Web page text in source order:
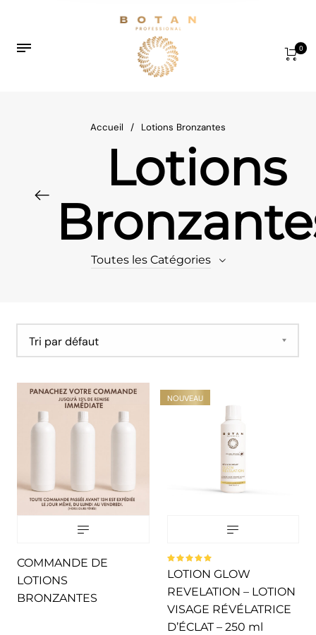
0
Accueil / Lotions Bronzantes
Lotions
Toutes les Catégories
5
Parfum Cocktail de Fruits
COMMANDE DE
LOTIONS
BRONZANTES
NOUVEAU
Note
5.00 sur
LOTION GLOW
REVELATION – LOTION
VISAGE RÉVÉLATRICE
D’ÉCLAT – 250 ml